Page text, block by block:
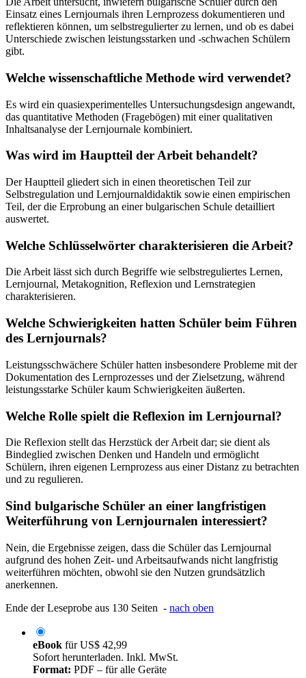
Einsatz eines Lernjournals ihren Lernprozess dokumentieren und
reflektieren können, um selbstregulierter zu lernen, und ob es dabei
Unterschiede zwischen leistungsstarken und -schwachen Schülern
gibt.
Welche wissenschaftliche Methode wird verwendet?
Es wird ein quasiexperimentelles Untersuchungsdesign angewandt,
das quantitative Methoden (Fragebögen) mit einer qualitativen
Inhaltsanalyse der Lernjournale kombiniert.
Was wird im Hauptteil der Arbeit behandelt?
Der Hauptteil gliedert sich in einen theoretischen Teil zur
Selbstregulation und Lernjournaldidaktik sowie einen empirischen
Teil, der die Erprobung an einer bulgarischen Schule detailliert
auswertet.
Welche Schlüsselwörter charakterisieren die Arbeit?
Die Arbeit lässt sich durch Begriffe wie selbstreguliertes Lernen,
Lernjournal, Metakognition, Reflexion und Lernstrategien
charakterisieren.
Welche Schwierigkeiten hatten Schüler beim Führen
des Lernjournals?
Leistungsschwächere Schüler hatten insbesondere Probleme mit der
Dokumentation des Lernprozesses und der Zielsetzung, während
leistungsstarke Schüler kaum Schwierigkeiten äußerten.
Welche Rolle spielt die Reflexion im Lernjournal?
Die Reflexion stellt das Herzstück der Arbeit dar; sie dient als
Bindeglied zwischen Denken und Handeln und ermöglicht
Schülern, ihren eigenen Lernprozess aus einer Distanz zu betrachten
und zu regulieren.
Sind bulgarische Schüler an einer langfristigen
Weiterführung von Lernjournalen interessiert?
Nein, die Ergebnisse zeigen, dass die Schüler das Lernjournal
aufgrund des hohen Zeit- und Arbeitsaufwands nicht langfristig
weiterführen möchten, obwohl sie den Nutzen grundsätzlich
anerkennen.
Ende der Leseprobe aus 130 Seiten - nach oben
eBook fürUS$ 42,99
Sofort herunterladen. Inkl. MwSt.
Format: PDF – für alle Geräte